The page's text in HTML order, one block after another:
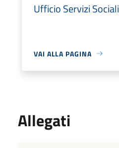
Ufficio Servizi Sociali
VAI ALLA PAGINA
Allegati